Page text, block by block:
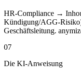
HR-Compliance →
Kündigung/AGG-
Geschäftsleitung.
07
Die KI-Anweisung